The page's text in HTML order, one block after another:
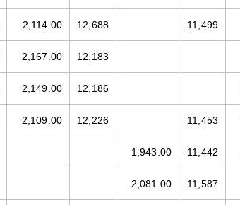
2,114.00 12,688 11,499
2,167.00 12,183
2,149.00 12,186
2,109.00 12,226 11,453
1,943.00 11,442
2,081.00 11,587